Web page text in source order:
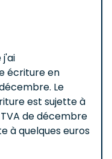
j'ai
écriture en
Le
est sujette à
de décembre
à quelques euros